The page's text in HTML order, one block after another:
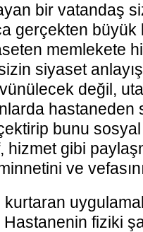
bir vatandaş
gerçekten büyük
memlekete
siyaset
değil,
hastaneden
bunu
hizmet gibi
ve
fiziki